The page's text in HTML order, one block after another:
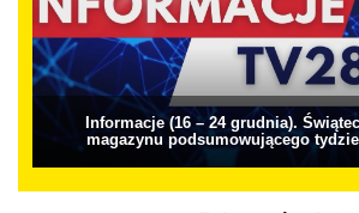
Informacje (16 – 24 grudnia).
magazynu podsumowującego